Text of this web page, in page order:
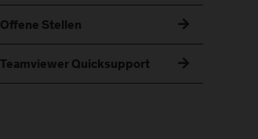
Offene Stellen
Teamviewer Quicksupport